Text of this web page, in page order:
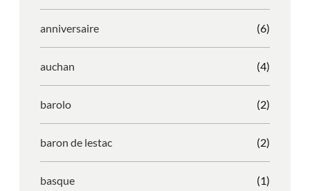
anniversaire (6)
auchan (4)
barolo (2)
baron de lestac (2)
basque (1)